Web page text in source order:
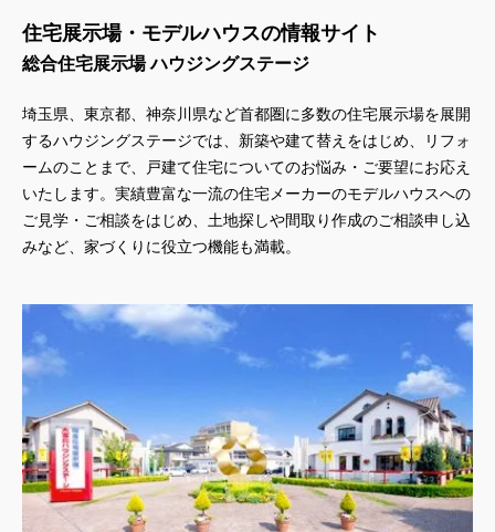
住宅展示場・モデルハウスの情報サイト
総合住宅展示場 ハウジングステージ
埼玉県、東京都、神奈川県など首都圏に多数の住宅展示場を展開
するハウジングステージでは、新築や建て替えをはじめ、リフォ
ームのことまで、戸建て住宅についてのお悩み・ご要望にお応え
いたします。実績豊富な一流の住宅メーカーのモデルハウスへの
ご見学・ご相談をはじめ、土地探しや間取り作成のご相談申し込
みなど、家づくりに役立つ機能も満載。